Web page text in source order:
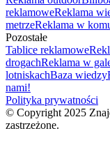
reklamoweReklama
metrzeReklama w
Pozostałe
Tablice reklamowe
drogachReklama w
lotniskachBaza wiedzy
nami!
Polityka prywatności
© Copyright 2025
zastrzeżone.